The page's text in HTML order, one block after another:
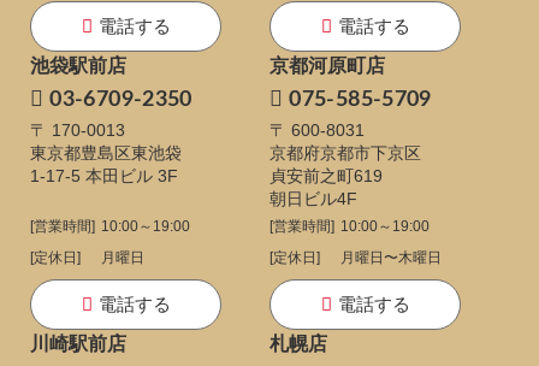
電話する
電話する
池袋駅前店
03-6709-2350
〒 170-0013
東京都豊島区東池袋
1-17-5 本田ビル 3F
[営業時間] 10:00～19:00
[定休日]
月曜日
電話する
京都河原町店
075-585-5709
〒 600-8031
京都府京都市下京区
貞安前之町619
朝日ビル4F
[営業時間] 10:00～19:00
[定休日]
月曜日〜木曜日
電話する
川崎駅前店
札幌店